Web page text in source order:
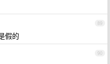
89
假的
90